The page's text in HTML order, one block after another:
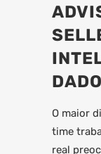
O maior
time
real